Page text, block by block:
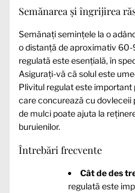
Semănarea și îngrijirea
Semănați semințele la o
o distanță de aproximativ
regulată este esențială, în
Asigurați-vă că solul este
Plivitul regulat este important
care concurează cu dovleceii
de mulci poate ajuta la
buruienilor.
Întrebări frecvente
Cât de des
regulată este